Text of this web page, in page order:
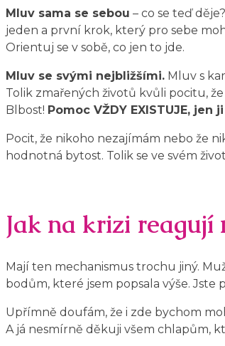
Mluv sama se sebou – co se teď
jeden a první krok, který pro sebe
Orientuj se v sobě, co jen to jde.
Mluv se svými nejbližšími. Mluv s
Tolik zmařených životů kvůli pocitu,
Blbost! Pomoc VŽDY EXISTUJE, jen
Pocit, že nikoho nezajímám nebo že
hodnotná bytost. Tolik se ve svém
Jak na krizi reagují
Mají ten mechanismus trochu jiný.
bodům, které jsem popsala výše. Jste
Upřímně doufám, že i zde bychom
A já nesmírně děkuji všem chlapům,